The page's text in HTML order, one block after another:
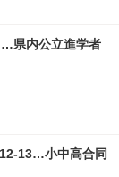
県内公立進学者
13…小中高合同